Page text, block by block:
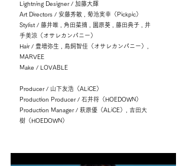
Lightning Designer / 加藤大輝
Art Directors / 安藤秀敏 , 菊池実幸（Pickpic）
Stylist / 藤井唯 , 角田菜摘 , 園原葵 , 藤田典子 , 井
手美涼（オサレカンパニー）
Hair / 豊増弥生 , 鳥飼智佳（オサレカンパニー）,
MARVEE
Make / LOVABLE
Producer / 山下友浩（ALiCE）
Production Producer / 石井将（HOEDOWN）
Production Manager / 萩原優（ALiCE）, 吉田大
樹（HOEDOWN）